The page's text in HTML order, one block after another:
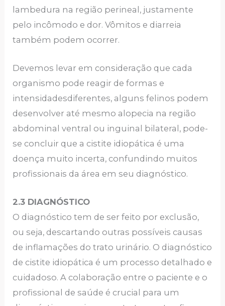
lambedura na região perineal, justamente
pelo incômodo e dor. Vômitos e diarreia
também podem ocorrer.
Devemos levar em consideração que cada
organismo pode reagir de formas e
intensidadesdiferentes, alguns felinos podem
desenvolver até mesmo alopecia na região
abdominal ventral ou inguinal bilateral, pode-
se concluir que a cistite idiopática é uma
doença muito incerta, confundindo muitos
profissionais da área em seu diagnóstico.
2.3 DIAGNÓSTICO
O diagnóstico tem de ser feito por exclusão,
ou seja, descartando outras possíveis causas
de inflamações do trato urinário. O diagnóstico
de cistite idiopática é um processo detalhado e
cuidadoso. A colaboração entre o paciente e o
profissional de saúde é crucial para um